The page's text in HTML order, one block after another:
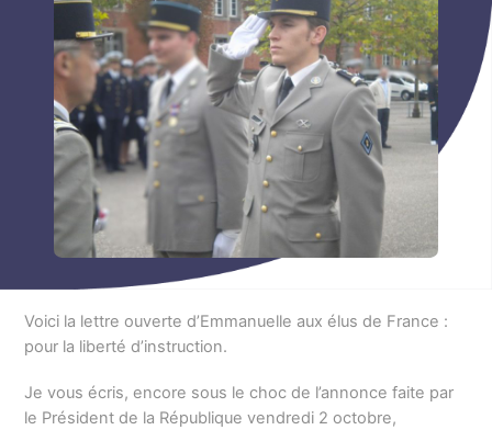
Voici la lettre ouverte d’Emmanuelle aux élus de France :
pour la liberté d’instruction.
Je vous écris, encore sous le choc de l’annonce faite par
le Président de la République vendredi 2 octobre,